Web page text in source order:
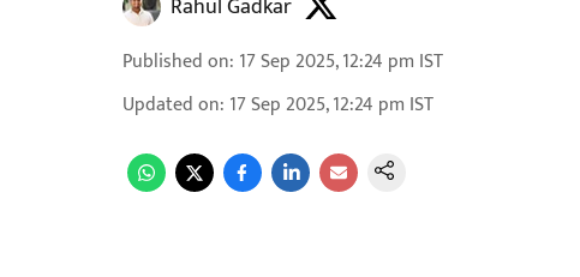
Rahul Gadkar
Published on: 17 Sep 2025, 12:24 pm IST
Updated on: 17 Sep 2025, 12:24 pm IST